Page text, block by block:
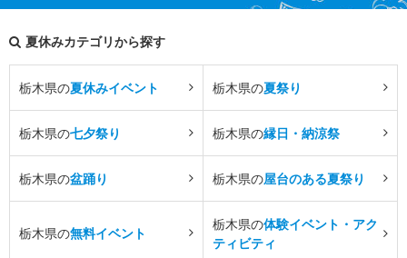
夏休みカテゴリから探す
栃木県の夏休みイベント 栃木県の夏祭り
栃木県の七夕祭り 栃木県の縁日・納涼祭
栃木県の盆踊り 栃木県の屋台のある夏祭り
栃木県の無料イベント
栃木県の体験イベント・アク
ティビティ